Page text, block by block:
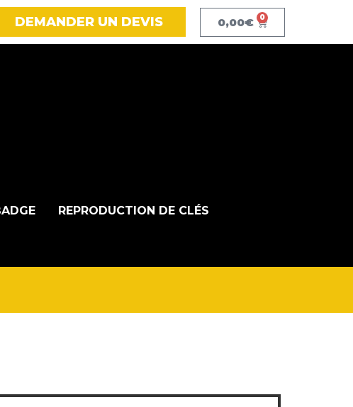
DEMANDER UN DEVIS 0,00€ 0
REPRODUCTION DE CLÉS